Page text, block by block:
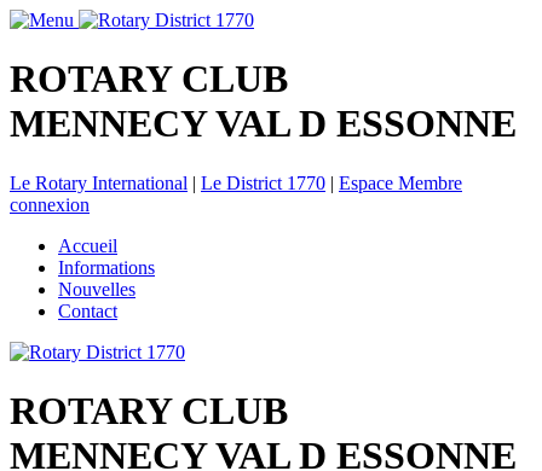
ROTARY CLUB
MENNECY VAL D ESSONNE
Le Rotary International | Le District 1770 | Espace Membre
connexion
Accueil
Informations
Nouvelles
Contact
ROTARY CLUB
MENNECY VAL D ESSONNE